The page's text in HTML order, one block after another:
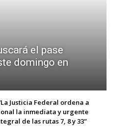
el pase
domingo en
Justicia Federal ordena a
la inmediata y urgente
de las rutas 7, 8 y 33”